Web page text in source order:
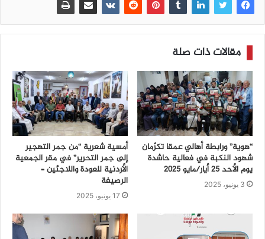
مقالات ذات صلة
“هوية” ورابطة أهالي عمقا تكرّمان
شهود النكبة في فعالية حاشدة
يوم الأحد 25 أيار/مايو 2025
3 يونيو، 2025
أمسية شعرية “من جمر التهجير
إلى جمر التحرير” في مقر الجمعية
الأردنية للعودة واللاجئين –
الرصيفة
17 يونيو، 2025